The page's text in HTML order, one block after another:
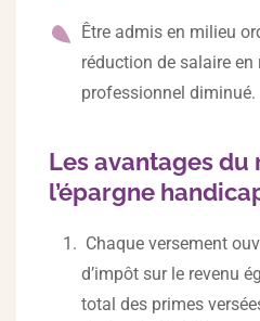
Être admis en milieu
réduction de salaire
professionnel diminué.
Les avantages du
l’épargne
Chaque versement
d’impôt sur le revenu
total des primes